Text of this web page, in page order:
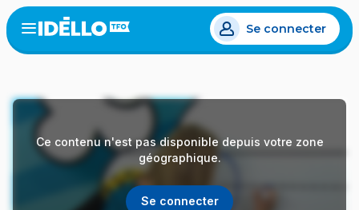
Aller
au
contenu
Open
menu
Se connecter
Ce contenu n'est pas disponible depuis votre zone
géographique.
Se connecter